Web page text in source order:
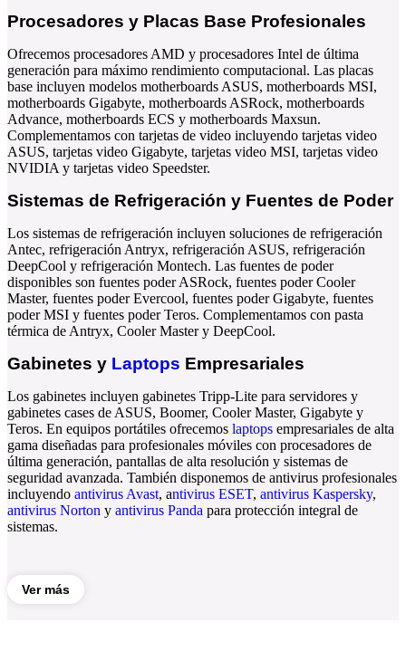
Procesadores y Placas Base Profesionales
Ofrecemos procesadores AMD y procesadores Intel de última
generación para máximo rendimiento computacional. Las placas
base incluyen modelos motherboards ASUS, motherboards MSI,
motherboards Gigabyte, motherboards ASRock, motherboards
Advance, motherboards ECS y motherboards Maxsun.
Complementamos con tarjetas de video incluyendo tarjetas video
ASUS, tarjetas video Gigabyte, tarjetas video MSI, tarjetas video
NVIDIA y tarjetas video Speedster.
Sistemas de Refrigeración y Fuentes de Poder
Los sistemas de refrigeración incluyen soluciones de refrigeración
Antec, refrigeración Antryx, refrigeración ASUS, refrigeración
DeepCool y refrigeración Montech. Las fuentes de poder
disponibles son fuentes poder ASRock, fuentes poder Cooler
Master, fuentes poder Evercool, fuentes poder Gigabyte, fuentes
poder MSI y fuentes poder Teros. Complementamos con pasta
térmica de Antryx, Cooler Mastery DeepCool.
Gabinetes y Laptops Empresariales
Los gabinetes incluyen gabinetes Tripp-Lite para servidores y
gabinetes cases de ASUS, Boomer, Cooler Master, Gigabyte y
Teros. En equipos portátiles ofrecemos laptops empresariales de alta
gama diseñadas para profesionales móviles con procesadores de
última generación, pantallas de alta resolución y sistemas de
seguridad avanzada. También disponemos de antivirus profesionales
incluyendo antivirus Avast, antivirus ESET, antivirus Kaspersky,
antivirus Norton y antivirus Panda para protección integral de
sistemas.
Ver más